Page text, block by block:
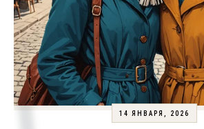
14 ЯНВАРЯ, 2026